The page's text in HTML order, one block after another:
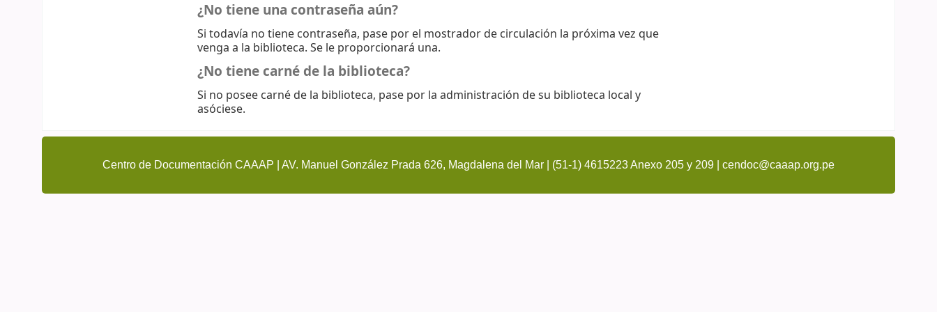
¿No tiene una contraseña aún?
Si todavía no tiene contraseña, pase por el mostrador de circulación la próxima vez que
venga a la biblioteca. Se le proporcionará una.
¿No tiene carné de la biblioteca?
Si no posee carné de la biblioteca, pase por la administración de su biblioteca local y
asóciese.
Centro de Documentación CAAAP | AV. Manuel González Prada 626, Magdalena del Mar | (51-1) 4615223 Anexo 205 y 209 | cendoc@caaap.org.pe